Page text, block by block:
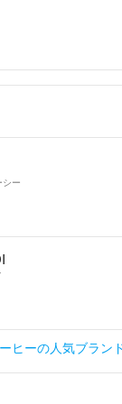
だきます。
シー
ヒーの人気ブラン